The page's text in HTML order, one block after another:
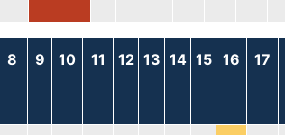
8 9 10 11 12 13 14 15 16 17